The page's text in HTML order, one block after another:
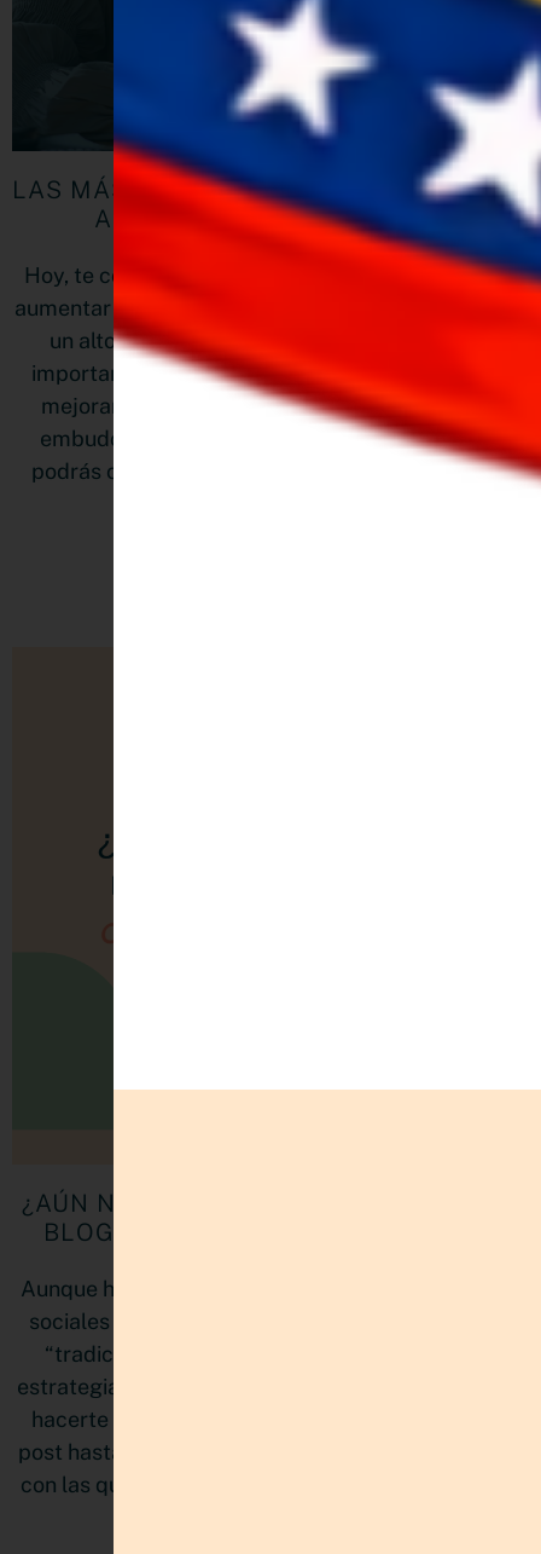
LAS MÁS POTENTES ESTRATEGIAS PARA
AUMENTAR VENTAS ONLINE
Hoy, te compartiré tres potentes estrategias para
aumentar ventas online, que te ayudarán a pasar de
un alto tráfico a la conversión. Aprenderás la
importancia de optimizar tu página de producto,
mejorar la experiencia del usuario y diseñar un
embudo de ventas efectivo. Con estas tácticas
podrás convertir en clientes a cada visitante que
¿AÚN NO SABES CÓMO MONETIZAR UN
BLOG? 6 FORMAS PARA LOGRARLO.
Aunque hoy en día el foco está puesto en las redes
sociales y no se hable tanto de este formato más
“tradicional”, escribir un blog sigue siendo una
estrategia ganadora porque tu blog también puede
hacerte ganar dinero. Si no sabes como, lee este
post hasta el final porque te compartiré 6 maneras
con las que podrás sacarle el jugo (y la plata) a tus